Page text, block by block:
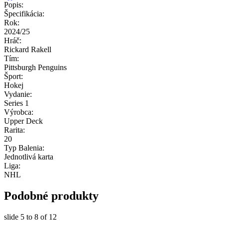
Popis:
Špecifikácia:
Rok:
2024/25
Hráč:
Rickard Rakell
Tím:
Pittsburgh Penguins
Šport:
Hokej
Vydanie:
Series 1
Výrobca:
Upper Deck
Rarita:
20
Typ Balenia:
Jednotlivá karta
Liga:
NHL
Podobné produkty
slide 5 to 8 of 12